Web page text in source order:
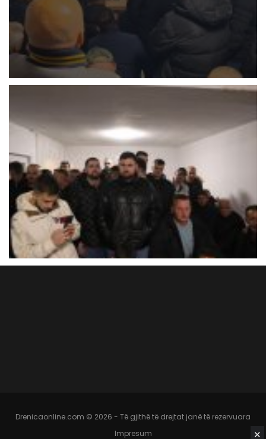
Drenicaonline.com © 2026 - Të gjithë të drejtat janë të rezervuara
Impresum
✕